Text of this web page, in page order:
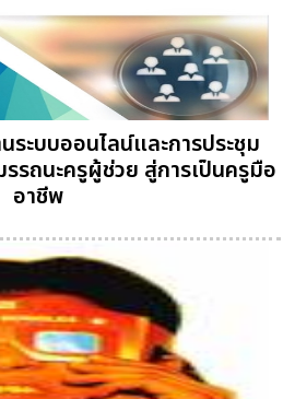
ะบบออนไลน์และการประชุม
รถนะครูผู้ช่วย สู่การเป็นครูมือ
อาชีพ